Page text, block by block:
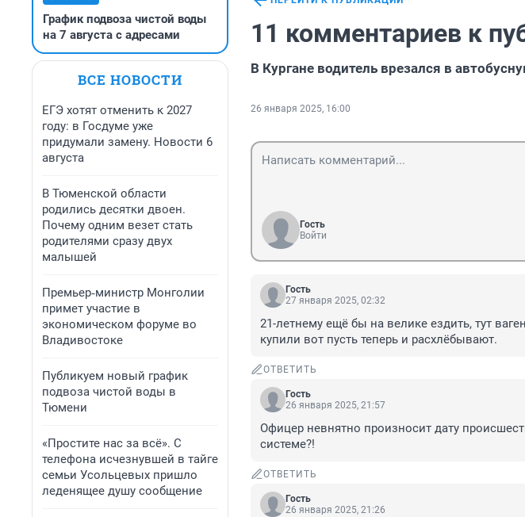
График подвоза чистой воды
на 7 августа с адресами
ВСЕ НОВОСТИ
ЕГЭ хотят отменить к 2027
году: в Госдуме уже
придумали замену. Новости 6
августа
В Тюменской области
родились десятки двоен.
Почему одним везет стать
родителями сразу двух
малышей
Премьер‑министр Монголии
примет участие в
экономическом форуме во
Владивостоке
Публикуем новый график
подвоза чистой воды в
Тюмени
«Простите нас за всё». С
телефона исчезнувшей в тайге
семьи Усольцевых пришло
леденящее душу сообщение
11 комментариев к
В Кургане водитель врезался в
26 января 2025, 16:00
Гость
Войти
Гость
27 января 2025, 02:32
21-летнему ещё бы на велике ездить, тут
купили вот пусть теперь и расхлёбывают.
ОТВЕТИТЬ
Гость
26 января 2025, 21:57
Офицер невнятно произносит дату
системе?!
ОТВЕТИТЬ
Гость
26 января 2025, 21:26